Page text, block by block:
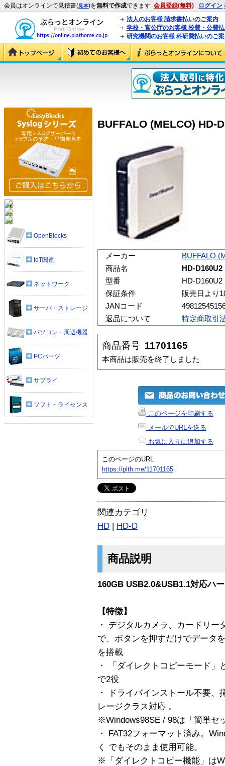
会員はオンラインで見積書(見本)を無料で作成できます 会員登録(無料) ログイン
法人のお客様 請求書払いのご案内
学校・官公庁のお客様 校費・公費
研究機関のお客様 科研費払いのご
BUFFALO (MELCO) HD-
メーカー
BUFFALO
商品名
HD-D160U2
型番
HD-D160U2
保証条件
販売日より
JANコード
返品について
特定商取引
商品番号 11701165
本商品は販売を終了しました
このページを印刷する
メールでURLを送る
お気に入りに追加する
このページのURL
https://plth.me/11701165
関連カテゴリ
HD | HD-D
商品説明
160GB USB2.0&USB1.1対応ハ
【特徴】
・ デジタルカメラ、カードリ
で、ボタンを押すだけでデータ
を搭載
・ 「ダイレクトコピーモード
で2役
・ ドライバインストール不要
レージクラス対応 。
※Windows98SE / 98は「簡単セ
・ FAT32フォーマット済み。
く でもそのまま使用可能。
※「ダイレクトコピー機能」は
OpenBlocks
IoT関連
ネットワーク
サーバ・ストレージ
パソコン・周辺機器
PCパーツ
サプライ
ソフト・ライセンス